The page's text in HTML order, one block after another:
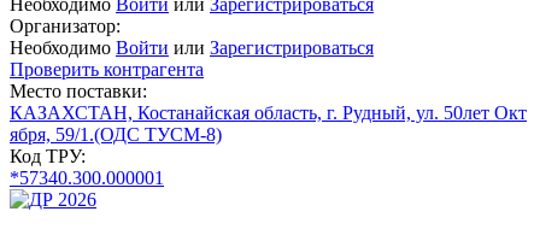
Необходимо Войти или Зарегистрироваться
Организатор:
Необходимо Войти или Зарегистрироваться
Проверить контрагента
Место поставки:
КАЗАХСТАН, Костанайская область, г. Рудный, ул. 50лет Окт
ября, 59/1.(ОДС ТУСМ-8)
Код ТРУ:
*57340.300.000001